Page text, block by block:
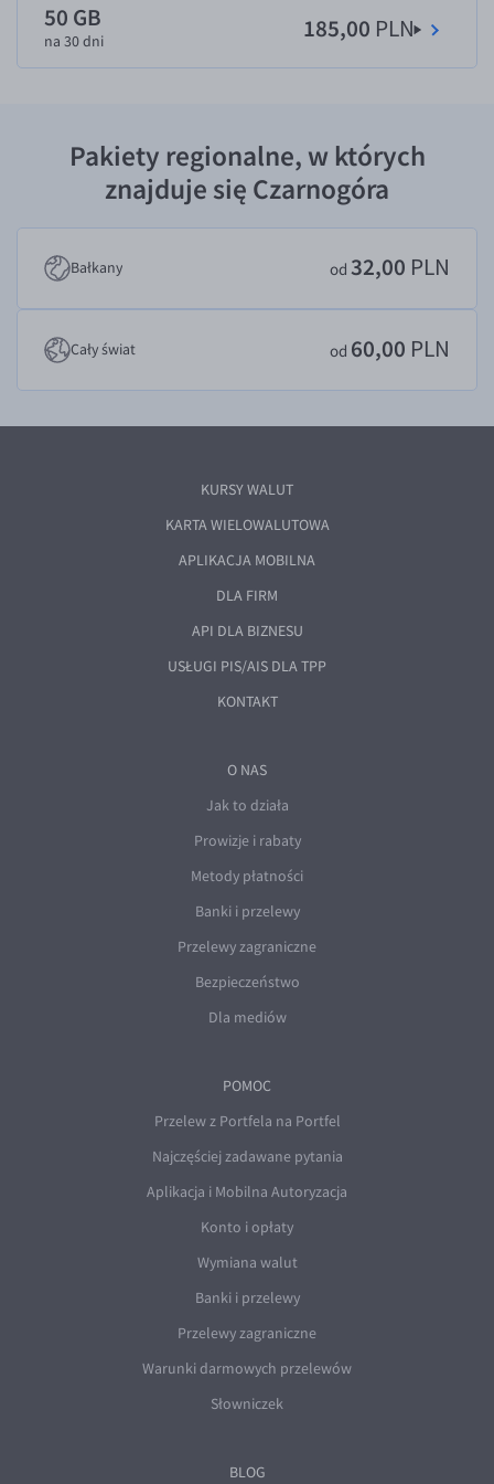
EUR/USD
EUR/GBP
EUR/CZK
EUR/CAD
50 GB
na 30 dni 185,00 PLN
Pakiety regionalne, w których
znajduje się Czarnogóra
Bałkany od 32,00 PLN
Cały świat od 60,00 PLN
KURSY WALUT
KARTA WIELOWALUTOWA
APLIKACJA MOBILNA
DLA FIRM
API DLA BIZNESU
USŁUGI PIS/AIS DLA TPP
KONTAKT
O NAS
Jak to działa
Prowizje i rabaty
Metody płatności
Banki i przelewy
Przelewy zagraniczne
Bezpieczeństwo
Dla mediów
POMOC
Przelew z Portfela na Portfel
Najczęściej zadawane pytania
Aplikacja i Mobilna Autoryzacja
Konto i opłaty
Wymiana walut
Banki i przelewy
Przelewy zagraniczne
Warunki darmowych przelewów
Słowniczek
BLOG